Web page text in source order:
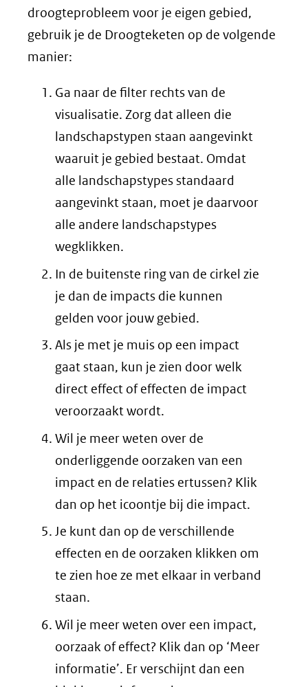
droogteprobleem voor je eigen gebied,
gebruik je de Droogteketen op de volgende
manier:
Ga naar de filter rechts van de
visualisatie. Zorg dat alleen die
landschapstypen staan aangevinkt
waaruit je gebied bestaat. Omdat
alle landschapstypes standaard
aangevinkt staan, moet je daarvoor
alle andere landschapstypes
wegklikken.
In de buitenste ring van de cirkel zie
je dan de impacts die kunnen
gelden voor jouw gebied.
Als je met je muis op een impact
gaat staan, kun je zien door welk
direct effect of effecten de impact
veroorzaakt wordt.
Wil je meer weten over de
onderliggende oorzaken van een
impact en de relaties ertussen? Klik
dan op het icoontje bij die impact.
Je kunt dan op de verschillende
effecten en de oorzaken klikken om
te zien hoe ze met elkaar in verband
staan.
Wil je meer weten over een impact,
oorzaak of effect? Klik dan op ‘Meer
informatie’. Er verschijnt dan een